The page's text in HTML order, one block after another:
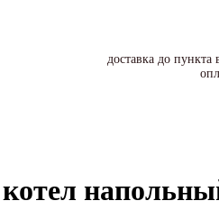
доставка до
котел